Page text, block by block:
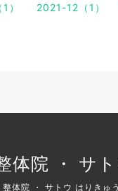
） 2021-12（1）
体院 ・ サ
体院 ・ サトウ はりきゅ